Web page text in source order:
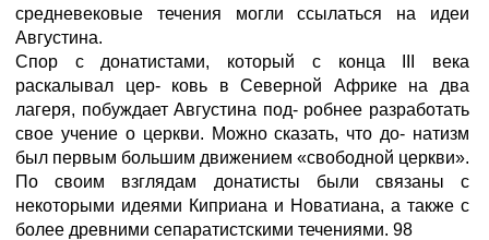
средневековые течения могли ссылаться на идеи
Августина.
Спор с донатистами, который с конца III века
раскалывал цер- ковь в Северной Африке на два
лагеря, побуждает Августина под- робнее разработать
свое учение о церкви. Можно сказать, что до- натизм
был первым большим движением «свободной церкви».
По своим взглядам донатисты были связаны с
некоторыми идеями Киприана и Новатиана, а также с
более древними сепаратистскими течениями. 98